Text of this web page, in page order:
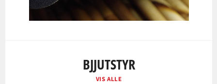
BJJUTSTYR
VIS ALLE